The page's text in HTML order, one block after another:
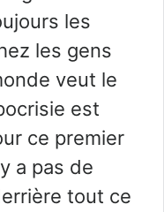
les
les gens
veut le
est
ce premier
a pas de
tout ce